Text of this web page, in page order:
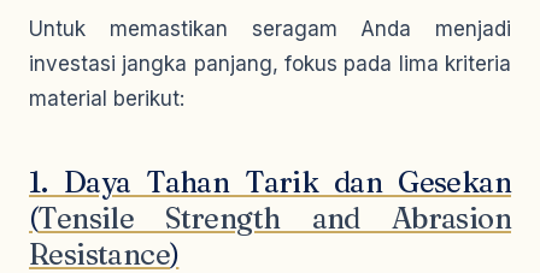
Untuk memastikan seragam Anda menjadi
investasi jangka panjang, fokus pada lima kriteria
material berikut:
1. Daya Tahan Tarik dan Gesekan
(Tensile Strength and Abrasion
Resistance)